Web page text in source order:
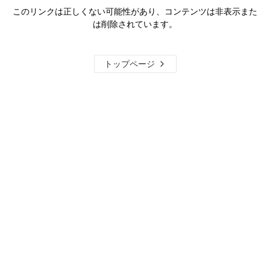
このリンクは正しくない可能性があり、コンテンツは非表示また
は削除されています。
トップページ